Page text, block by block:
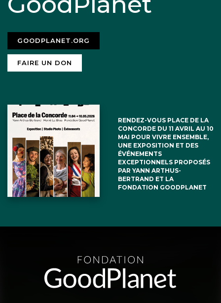
GOODPLANET.ORG
FAIRE UN DON
RENDEZ-VOUS PLACE DE LA
CONCORDE DU 11 AVRIL AU 10
MAI POUR VIVRE ENSEMBLE,
UNE EXPOSITION ET DES
ÉVÉNEMENTS
EXCEPTIONNELS PROPOSÉS
PAR YANN ARTHUS-
BERTRAND ET LA
FONDATION GOODPLANET